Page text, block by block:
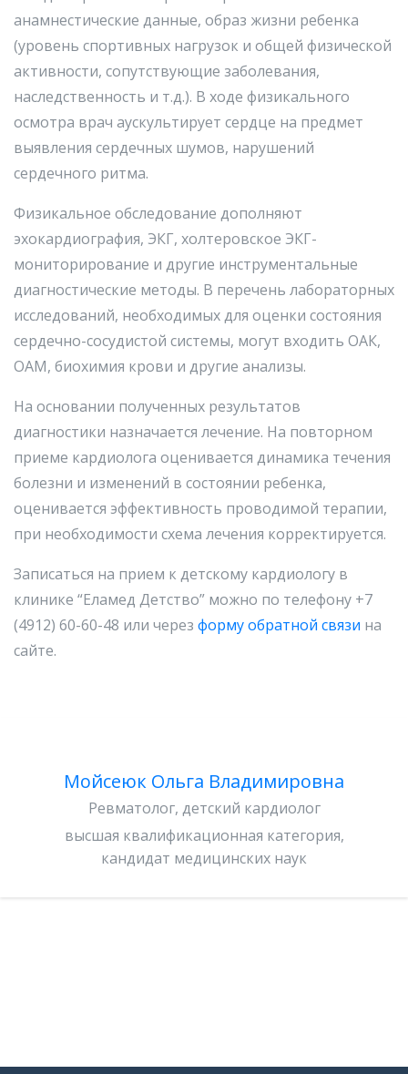
анамнестические данные, образ жизни ребенка
(уровень спортивных нагрузок и общей физической
активности, сопутствующие заболевания,
наследственность и т.д.). В ходе физикального
осмотра врач аускультирует сердце на предмет
выявления сердечных шумов, нарушений
сердечного ритма.
Физикальное обследование дополняют
эхокардиография, ЭКГ, холтеровское ЭКГ-
мониторирование и другие инструментальные
диагностические методы. В перечень лабораторных
исследований, необходимых для оценки состояния
сердечно-сосудистой системы, могут входить ОАК,
ОАМ, биохимия крови и другие анализы.
На основании полученных результатов
диагностики назначается лечение. На повторном
приеме кардиолога оценивается динамика течения
болезни и изменений в состоянии ребенка,
оценивается эффективность проводимой терапии,
при необходимости схема лечения корректируется.
Записаться на прием к детскому кардиологу в
клинике “Еламед Детство” можно по телефону +7
(4912) 60-60-48 или через форму обратной связи на
сайте.
Мойсеюк Ольга Владимировна
Ревматолог, детский кардиолог
высшая квалификационная категория,
кандидат медицинских наук